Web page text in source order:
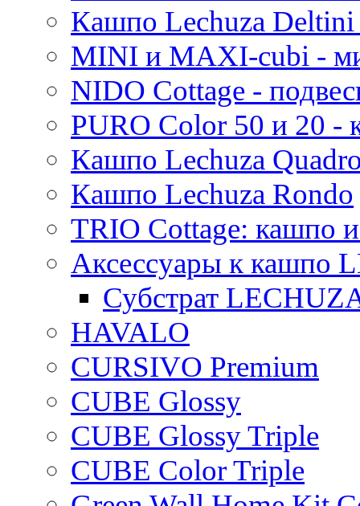
Кашпо Lechuza
MINI и MAXI-cubi -
NIDO Cottage -
PURO Color 50 и 20
Кашпо Lechuza
Кашпо Lechuza Rondo
TRIO Cottage: кашпо
Аксессуары к кашпо
Субстрат
HAVALO
CURSIVO Premium
CUBE Glossy
CUBE Glossy Triple
CUBE Color Triple